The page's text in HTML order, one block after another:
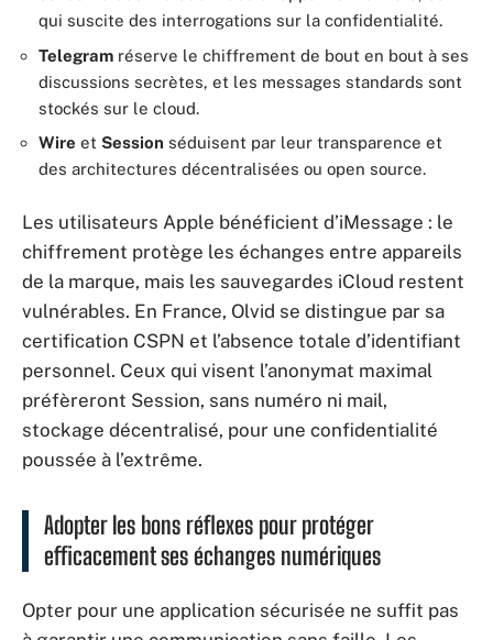
qui suscite des interrogations sur la confidentialité.
Telegram réserve le chiffrement de bout en bout à ses
discussions secrètes, et les messages standards sont
stockés sur le cloud.
Wire et Session séduisent par leur transparence et
des architectures décentralisées ou open source.
Les utilisateurs Apple bénéficient d’iMessage : le
chiffrement protège les échanges entre appareils
de la marque, mais les sauvegardes iCloud restent
vulnérables. En France, Olvid se distingue par sa
certification CSPN et l’absence totale d’identifiant
personnel. Ceux qui visent l’anonymat maximal
préfèreront Session, sans numéro ni mail,
stockage décentralisé, pour une confidentialité
poussée à l’extrême.
Adopter les bons réflexes pour protéger
efficacement ses échanges numériques
Opter pour une application sécurisée ne suffit pas